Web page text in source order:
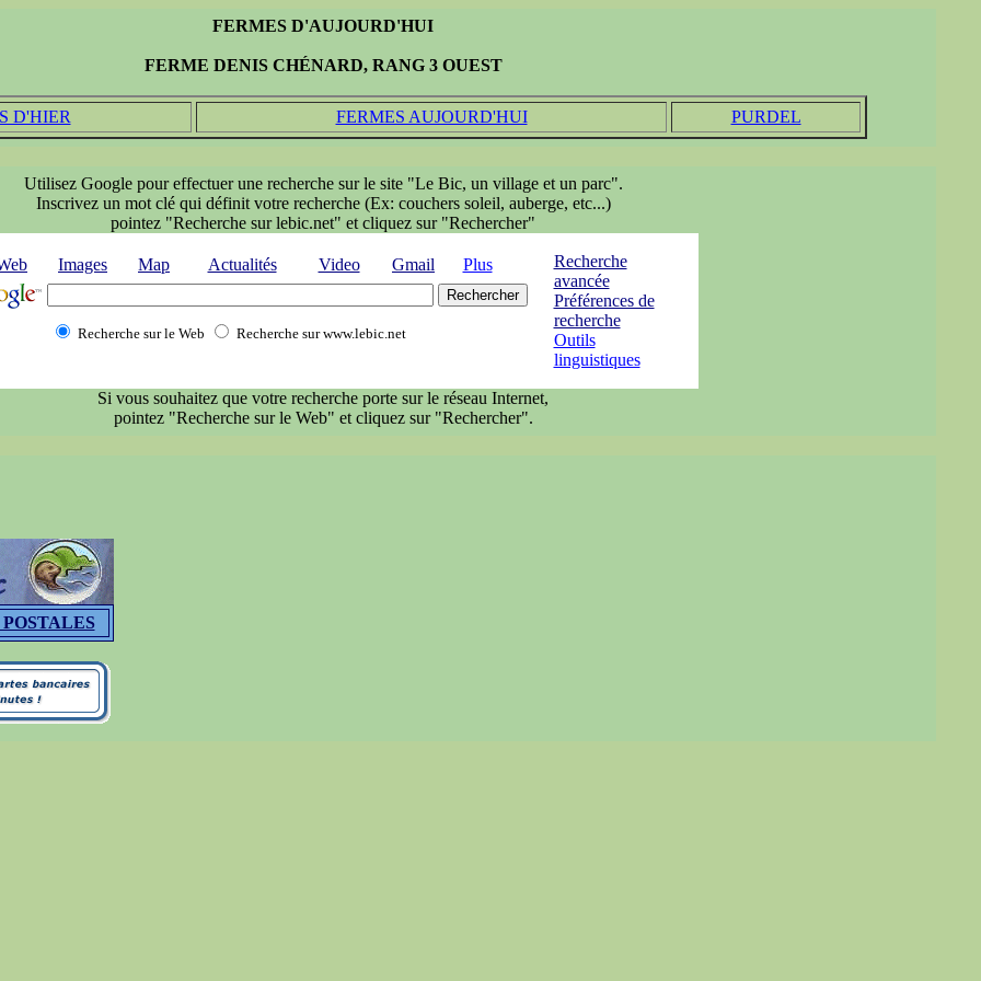
FERMES D'AUJOURD'HUI
FERME DENIS CHÉNARD, RANG 3 OUEST
D'HIER FERMES AUJOURD'HUI PURDEL
Utilisez Google pour effectuer une recherche sur le site "Le Bic, un village et un parc".
Inscrivez un mot clé qui définit votre recherche (Ex: couchers soleil, auberge, etc...)
pointez "Recherche sur lebic.net" et cliquez sur "Rechercher"
Images Map Actualités Video Gmail Plus
Recherche sur le Web Recherche sur www.lebic.net
Recherche
avancée
Préférences de
recherche
Outils
linguistiques
Si vous souhaitez que votre recherche porte sur le réseau Internet,
pointez "Recherche sur le Web" et cliquez sur "Rechercher".